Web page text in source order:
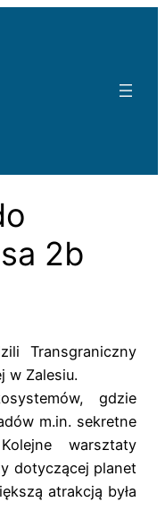
2b
Transgraniczny
w Zalesiu.
gdzie
m.in. sekretne
warsztaty
dotyczącej planet
atrakcją była